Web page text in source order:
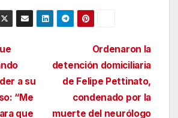
Ordenaron la
detención domiciliaria
de Felipe Pettinato,
condenado por la
muerte del neurólogo
a su
“Me
que